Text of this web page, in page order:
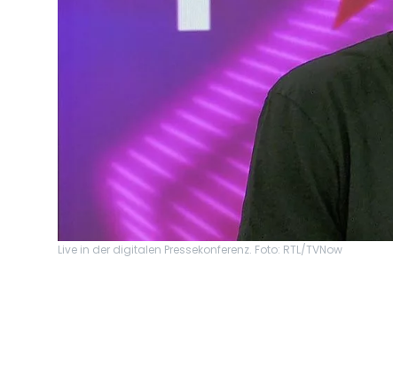
Live in der digitalen Pressekonferenz. Foto: RTL/TVNow